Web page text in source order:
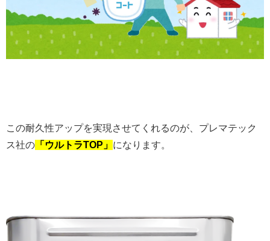
この耐久性アップを実現させてくれるのが、プレマテック
ス社の 「ウルトラTOP」 になります。